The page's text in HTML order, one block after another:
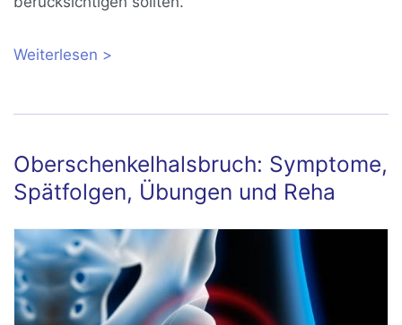
Weiterlesen über Ernährung bei Arthrose: 8 Tipps
Oberschenkelhalsbruch: Symptome,
Spätfolgen, Übungen und Reha